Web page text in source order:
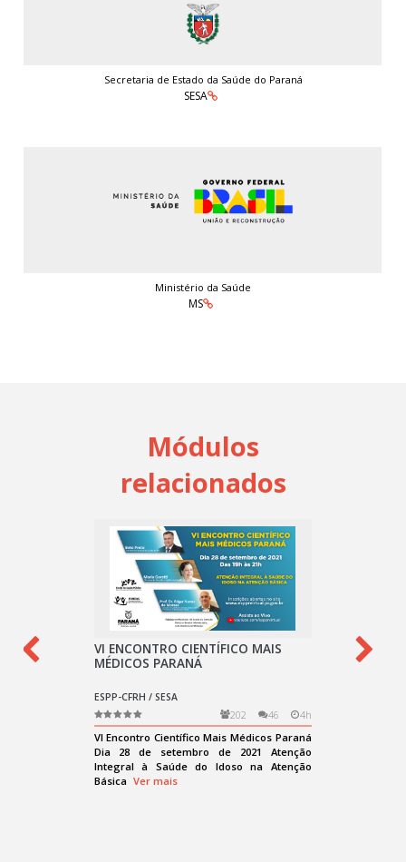
Secretaria de Estado da Saúde do Paraná
SESA
Ministério da Saúde
MS
Módulos
relacionados